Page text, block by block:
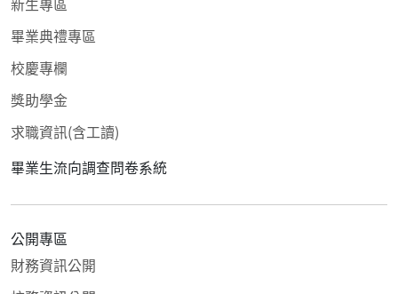
畢業典禮專區
校慶專欄
獎助學金
求職資訊(含工讀)
畢業生流向調查問卷系統
公開專區
財務資訊公開